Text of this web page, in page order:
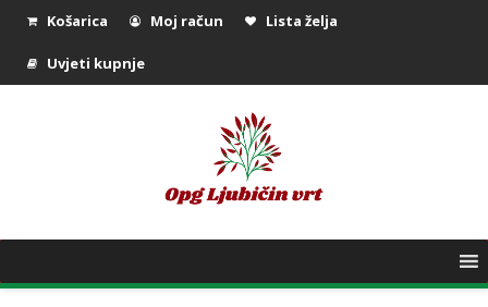
Košarica Moj račun Lista želja
Uvjeti kupnje